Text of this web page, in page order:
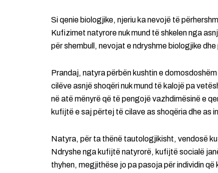
Si qenie biologjike, njeriu ka nevojë të
Kufizimet natyrore nuk mund të shkelen nga
për shembull, nevojat e ndryshme biologjike
Prandaj, natyra përbën kushtin e
cilëve asnjë shoqëri nuk mund të kalojë pa
në atë mënyrë që të pengojë vazhdimësinë e
kufijtë e saj përtej të cilave as shoqëria dhe as
Natyra, për ta thënë tautologjikisht, vendosë
Ndryshe nga kufijtë natyrorë, kufijtë socialë
thyhen, megjithëse jo pa pasoja për individin